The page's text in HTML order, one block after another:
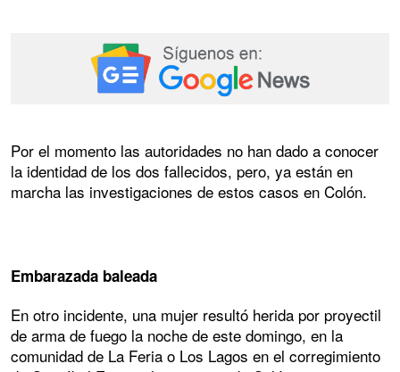
Por el momento las autoridades no han dado a conocer
la identidad de los dos fallecidos, pero, ya están en
marcha las investigaciones de estos casos en Colón.
Embarazada baleada
En otro incidente, una mujer resultó herida por proyectil
de arma de fuego la noche de este domingo, en la
comunidad de La Feria o Los Lagos en el corregimiento